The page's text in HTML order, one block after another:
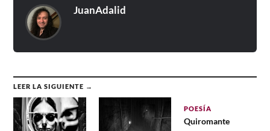
JuanAdalid
LEER LA SIGUIENTE →
POESÍA
Quiromante